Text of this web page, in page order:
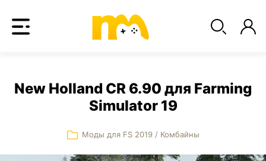
New Holland CR 6.90 для Farming
Simulator 19
Моды для FS 2019/ Комбайны